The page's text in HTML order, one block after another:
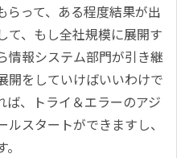
らって、ある程度結果が出
て、もし全社規模に展開す
情報システム部門が引き継
開をしていけばいいわけで
ば、トライ＆エラーのアジ
スタートができますし、